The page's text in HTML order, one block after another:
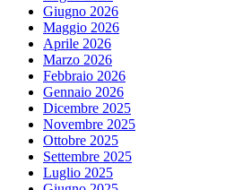
Giugno 2026
Maggio 2026
Aprile 2026
Marzo 2026
Febbraio 2026
Gennaio 2026
Dicembre 2025
Novembre 2025
Ottobre 2025
Settembre 2025
Luglio 2025